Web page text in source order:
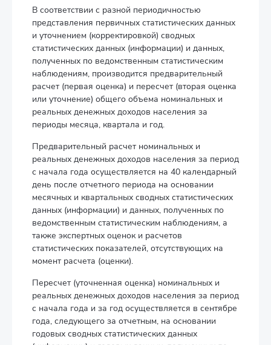
В соответствии с разной периодичностью
представления первичных статистических данных
и уточнением (корректировкой) сводных
статистических данных (информации) и данных,
полученных по ведомственным статистическим
наблюдениям, производится предварительный
расчет (первая оценка) и пересчет (вторая оценка
или уточнение) общего объема номинальных и
реальных денежных доходов населения за
периоды месяца, квартала и год.
Предварительный расчет номинальных и
реальных денежных доходов населения за период
с начала года осуществляется на 40 календарный
день после отчетного периода на основании
месячных и квартальных сводных статистических
данных (информации) и данных, полученных по
ведомственным статистическим наблюдениям, а
также экспертных оценок и расчетов
статистических показателей, отсутствующих на
момент расчета (оценки).
Пересчет (уточненная оценка) номинальных и
реальных денежных доходов населения за период
с начала года и за год осуществляется в сентябре
года, следующего за отчетным, на основании
годовых сводных статистических данных